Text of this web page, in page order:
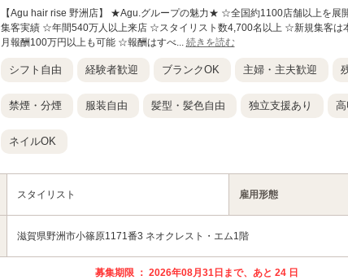
【Agu hair rise 野洲店】 ★Agu.グループの魅力★ ☆全国約1100店舗以上を
集客実績 ☆年間540万人以上来店 ☆スタイリスト数4,700名以上 ☆新規集客
月報酬100万円以上も可能 ☆報酬はすべ... 続きを読む
シフト自由 経験者歓迎 ブランクOK 主婦・主夫歓迎
禁煙・分煙 服装自由 髪型・髪色自由 独立支援あり 高
ネイルOK
スタイリスト 雇用形態
滋賀県野洲市小篠原1171番3 ネオクレスト・エム1階
募集期限 ： 2026年08月31日まで、あと 24 日